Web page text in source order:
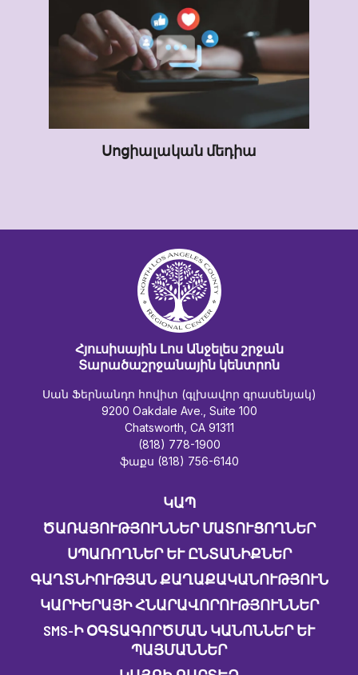
Սոցիալական մեդիա
Հյուսիսային Լոս Անջելես շրջան
Տարածաշրջանային կենտրոն
Սան Ֆերնանդո հովիտ (գլխավոր գրասենյակ)
9200 Oakdale Ave., Suite 100
Chatsworth, CA 91311
(818) 778-1900
ֆաքս (818) 756-6140
ԿԱՊ
ԾԱՌԱՅՈՒԹՅՈՒՆՆԵՐ ՄԱՏՈՒՑՈՂՆԵՐ
ՍՊԱՌՈՂՆԵՐ ԵՒ ԸՆՏԱՆԻՔՆԵՐ
ԳԱՂՏՆԻՈՒԹՅԱՆ ՔԱՂԱՔԱԿԱՆՈՒԹՅՈՒՆ
ԿԱՐԻԵՐԱՅԻ ՀՆԱՐԱՎՈՐՈՒԹՅՈՒՆՆԵՐ
SMS-Ի ՕԳՏԱԳՈՐԾՄԱՆ ԿԱՆՈՆՆԵՐ ԵՒ Պ
ԱՅՄԱՆՆԵՐ